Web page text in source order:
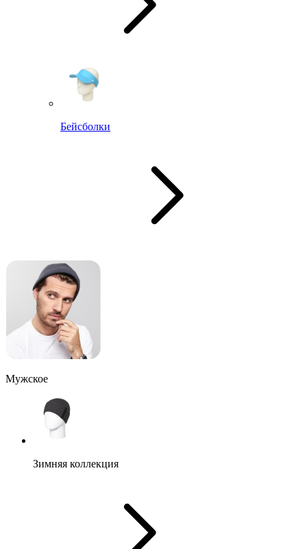
Бейсболки
Мужское
Зимняя коллекция